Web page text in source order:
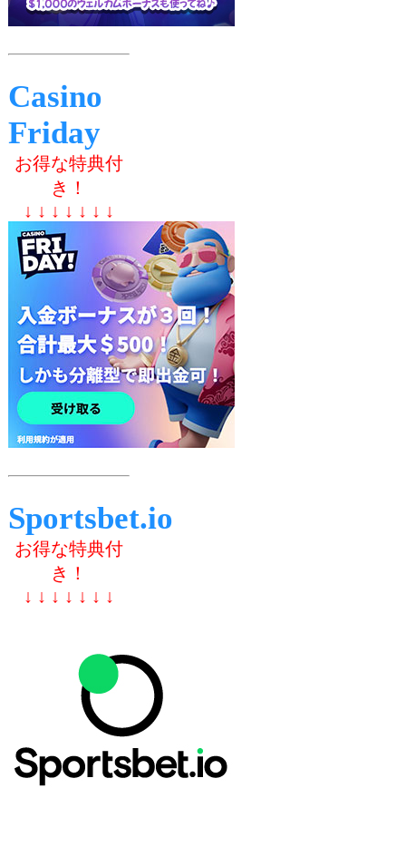
Casino
Friday
お得な特典付
き！
↓ ↓ ↓ ↓ ↓ ↓ ↓
Sportsbet.io
お得な特典付
き！
↓ ↓ ↓ ↓ ↓ ↓ ↓